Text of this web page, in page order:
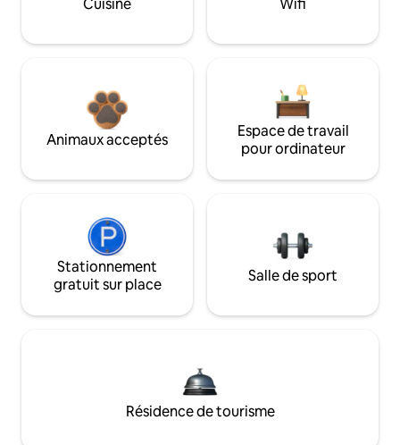
Cuisine Wifi
Animaux acceptés
Espace de travail
pour ordinateur
Stationnement
gratuit sur place
Salle de sport
Résidence de tourisme